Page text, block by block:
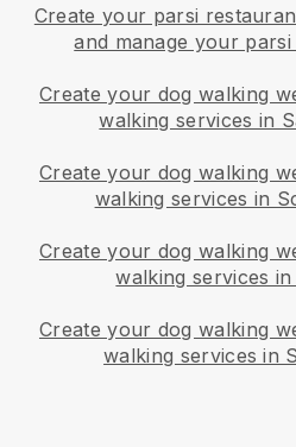
Create your parsi
and manage your
Create your dog walking
walking services in
Create your dog walking
walking services in
Create your dog walking
walking services
Create your dog walking
walking services in